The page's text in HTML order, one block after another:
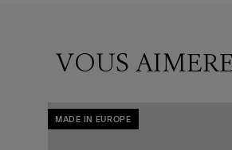
VOUS
MADE IN EUROPE